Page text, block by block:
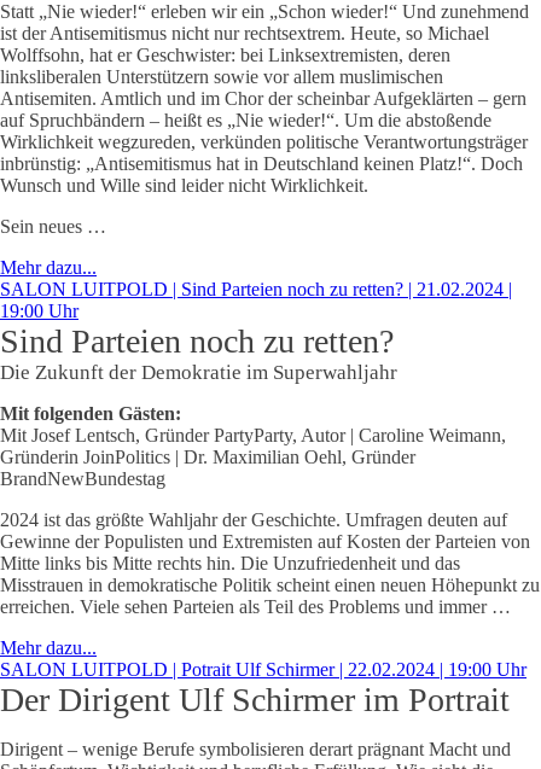
Statt „Nie wieder!“ erleben wir ein „Schon wieder!“ Und zunehmend
ist der Antisemitismus nicht nur rechtsextrem. Heute, so Michael
Wolffsohn, hat er Geschwister: bei Linksextremisten, deren
linksliberalen Unterstützern sowie vor allem muslimischen
Antisemiten. Amtlich und im Chor der scheinbar Aufgeklärten – gern
auf Spruchbändern – heißt es „Nie wieder!“. Um die abstoßende
Wirklichkeit wegzureden, verkünden politische Verantwortungsträger
inbrünstig: „Antisemitismus hat in Deutschland keinen Platz!“. Doch
Wunsch und Wille sind leider nicht Wirklichkeit.
Sein neues …
Mehr dazu...
SALON LUITPOLD | Sind Parteien noch zu retten? | 21.02.2024 |
19:00 Uhr
Sind Parteien noch zu retten?
Die Zukunft der Demokratie im Superwahljahr
Mit folgenden Gästen:
Mit Josef Lentsch, Gründer PartyParty, Autor | Caroline Weimann,
Gründerin JoinPolitics | Dr. Maximilian Oehl, Gründer
BrandNewBundestag
2024 ist das größte Wahljahr der Geschichte. Umfragen deuten auf
Gewinne der Populisten und Extremisten auf Kosten der Parteien von
Mitte links bis Mitte rechts hin. Die Unzufriedenheit und das
Misstrauen in demokratische Politik scheint einen neuen Höhepunkt zu
erreichen. Viele sehen Parteien als Teil des Problems und immer …
Mehr dazu...
SALON LUITPOLD | Potrait Ulf Schirmer | 22.02.2024 | 19:00 Uhr
Der Dirigent Ulf Schirmer im Portrait
Dirigent – wenige Berufe symbolisieren derart prägnant Macht und